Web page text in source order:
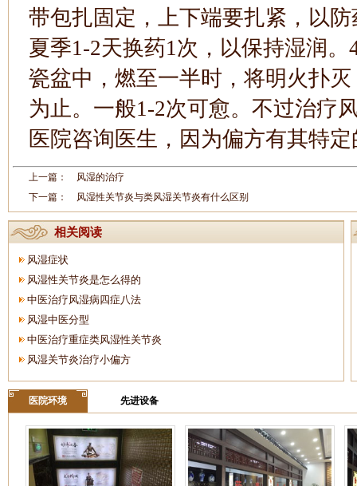
带包扎固定，上下端要扎紧，以
夏季1-2天换药1次，以保持湿润
瓷盆中，燃至一半时，将明火扑
为止。一般1-2次可愈。不过治疗
医院咨询医生，因为偏方有其特
上一篇： 风湿的治疗
下一篇： 风湿性关节炎与类风湿关节炎有什么区别
相关阅读
风湿症状
风湿性关节炎是怎么得的
中医治疗风湿病四症八法
风湿中医分型
中医治疗重症类风湿性关节炎
风湿关节炎治疗小偏方
医院环境 先进设备